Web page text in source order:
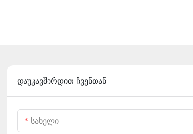
დაუკავშირდით ჩვენთან
Სახელი